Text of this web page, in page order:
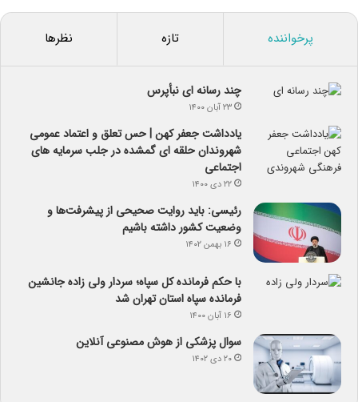
پرخواننده تازه نظرها
چند رسانه ای نبأپرس
۲۳ آبان ۱۴۰۰
یادداشت جعفر کهن | حس تعلق و اعتماد عمومی
شهروندان حلقه ای گمشده در جلب سرمایه های
اجتماعی
۲۲ دی ۱۴۰۰
رئیسی: باید روایت صحیحی از پیشرفت‌ها و
وضعیت کشور داشته باشیم
۱۶ بهمن ۱۴۰۲
با حکم فرمانده کل سپاه؛ سردار ولی زاده جانشین
فرمانده سپاه استان تهران شد
۱۶ آبان ۱۴۰۰
سوال پزشکی از هوش مصنوعی آنلاین
۲۰ دی ۱۴۰۲